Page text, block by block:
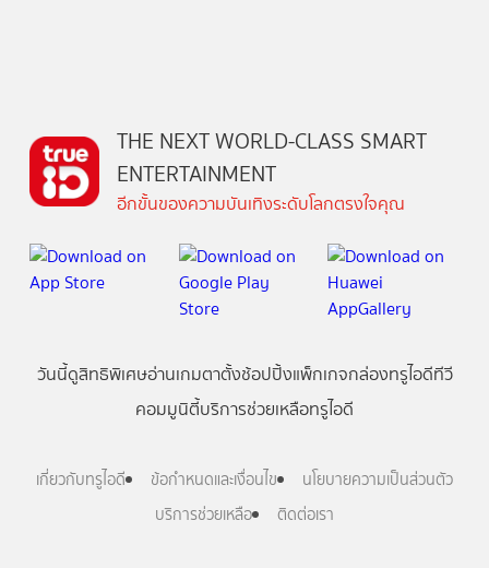
THE NEXT WORLD-CLASS SMART
ENTERTAINMENT
อีกขั้นของความบันเทิงระดับโลกตรงใจคุณ
วันนี้ดูสิทธิพิเศษอ่านเกมตาตั้งช้อปปิ้งแพ็กเกจกล่องทรูไอดีทีวี
คอมมูนิตี้บริการช่วยเหลือทรูไอดี
เกี่ยวกับทรูไอดี ข้อกำหนดและเงื่อนไข
นโยบายความเป็นส่วนตัว
บริการช่วยเหลือ
ติดต่อเรา